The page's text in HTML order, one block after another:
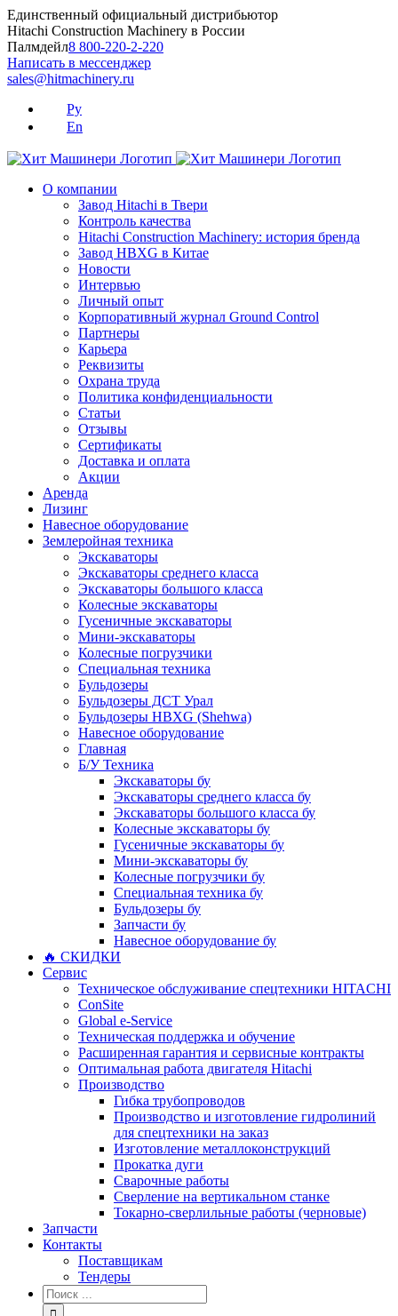
Skip
to
content
Единственный официальный дистрибьютор
Hitachi Construction Machinery в России
Палмдейл8 800-220-2-220
Написать в мессенджер
sales@hitmachinery.ru
Ру
En
О компании
Завод Hitachi в Твери
Контроль качества
Hitachi Construction Machinery: история бренда
Завод HBXG в Китае
Новости
Интервью
Личный опыт
Корпоративный журнал Ground Control
Партнеры
Карьера
Реквизиты
Охрана труда
Политика конфиденциальности
Статьи
Отзывы
Сертификаты
Доставка и оплата
Акции
Аренда
Лизинг
Навесное оборудование
Землеройная техника
Экскаваторы
Экскаваторы среднего класса
Экскаваторы большого класса
Колесные экскаваторы
Гусеничные экскаваторы
Мини-экскаваторы
Колесные погрузчики
Специальная техника
Бульдозеры
Бульдозеры ДСТ Урал
Бульдозеры HBXG (Shehwa)
Навесное оборудование
Главная
Б/У Техника
Экскаваторы бу
Экскаваторы среднего класса бу
Экскаваторы большого класса бу
Колесные экскаваторы бу
Гусеничные экскаваторы бу
Мини-экскаваторы бу
Колесные погрузчики бу
Специальная техника бу
Бульдозеры бу
Запчасти бу
Навесное оборудование бу
🔥 СКИДКИ
Сервис
Техническое обслуживание спецтехники HITACHI
ConSite
Global e-Service
Техническая поддержка и обучение
Расширенная гарантия и сервисные контракты
Оптимальная работа двигателя Hitachi
Производство
Гибка трубопроводов
Производство и изготовление гидролиний
для спецтехники на заказ
Изготовление металлоконструкций
Прокатка дуги
Сварочные работы
Сверление на вертикальном станке
Токарно-сверлильные работы (черновые)
Запчасти
Контакты
Поставщикам
Тендеры
Результат
поиска: